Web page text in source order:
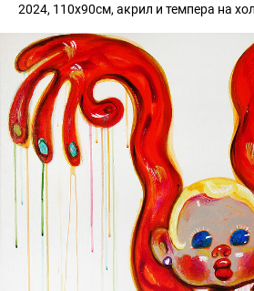
2024, 110х90см, акрил и темпера на